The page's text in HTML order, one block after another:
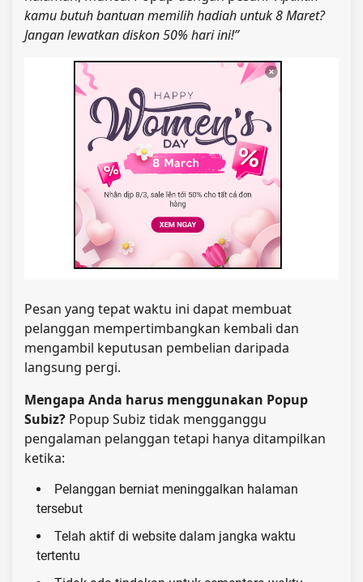
kamu butuh bantuan memilih hadiah untuk 8 Maret?
Jangan lewatkan diskon 50% hari ini!”
Pesan yang tepat waktu ini dapat membuat
pelanggan mempertimbangkan kembali dan
mengambil keputusan pembelian daripada
langsung pergi.
Mengapa Anda harus menggunakan Popup
Subiz? Popup Subiz tidak mengganggu
pengalaman pelanggan tetapi hanya ditampilkan
ketika:
Pelanggan berniat meninggalkan halaman
tersebut
Telah aktif di website dalam jangka waktu
tertentu